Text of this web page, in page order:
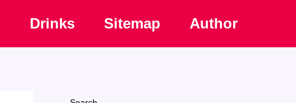
Drinks Sitemap Author